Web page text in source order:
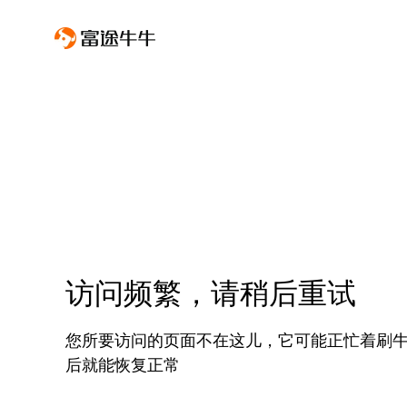
访问频繁，请稍后重试
您所要访问的页面不在这儿，它可能正忙着刷
后就能恢复正常